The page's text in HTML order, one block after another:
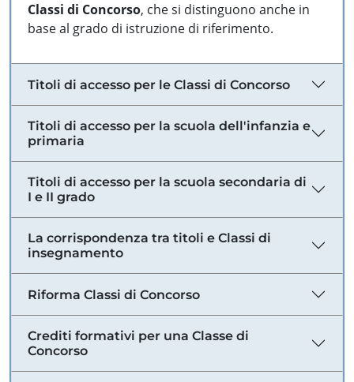
Classi di Concorso, che si distinguono anche in
base al grado di istruzione di riferimento.
Titoli di accesso per le Classi di Concorso
Titoli di accesso per la scuola dell'infanzia e
primaria
Titoli di accesso per la scuola secondaria di
I e II grado
La corrispondenza tra titoli e Classi di
insegnamento
Riforma Classi di Concorso
Crediti formativi per una Classe di
Concorso